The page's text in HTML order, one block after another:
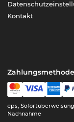
Kontakt
eps,
Nachnahme